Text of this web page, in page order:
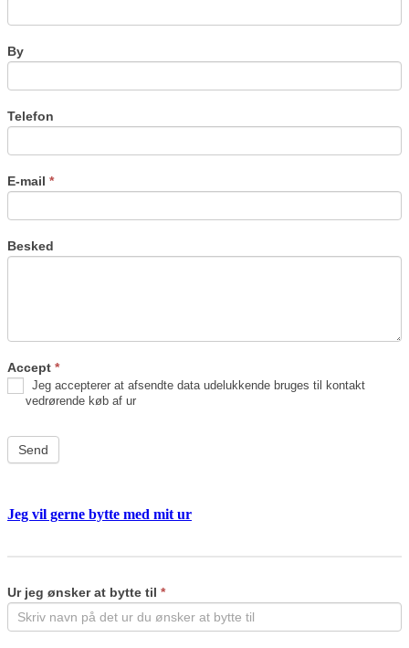
By
Telefon
E-mail *
Besked
Accept *
Jeg accepterer at afsendte data udelukkende bruges til kontakt
vedrørende køb af ur
Send
Jeg vil gerne bytte med mit ur
Ur jeg ønsker at bytte til *
human,
leave
this